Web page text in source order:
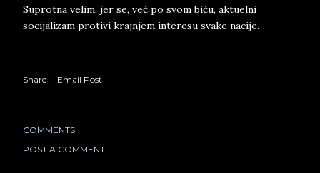
Suprotna velim, jer se, već po svom biću, aktuelni
socijalizam protivi krajnjem interesu svake nacije.
Share Email Post
COMMENTS
POST A COMMENT